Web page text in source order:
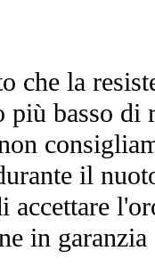
che la
basso di
il
accettare
in